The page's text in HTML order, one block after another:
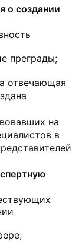
о создании
преграды;
отвечающая
на
в